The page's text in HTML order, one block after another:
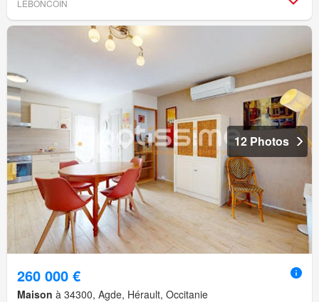
LEBONCOIN
12 Photos
260 000 €
Maison à 34300, Agde, Hérault, Occitanie